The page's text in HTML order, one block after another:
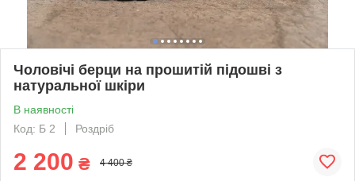
Чоловічі берци на прошитій підошві з
натуральної шкіри
В наявності
Код: Б 2
Роздріб
2 200 ₴ 4 400 ₴